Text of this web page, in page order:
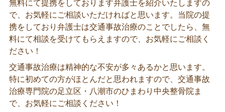
で、お気軽にご相談いただければと思います。当院の提
携をしており弁護士は交通事故治療のことでしたら、無
料にて相談を受けてもらえますので、お気軽にご相談く
ださい！
交通事故治療は精神的な不安が多々あるかと思います。
特に初めての方がほとんだと思われますので、交通事故
治療専門院の足立区・八潮市のひまわり中央整骨院ま
で、お気軽にご相談ください！